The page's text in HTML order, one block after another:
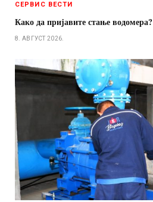
СЕРВИС ВЕСТИ
Како да пријавите стање водомера?
8. АВГУСТ 2026.